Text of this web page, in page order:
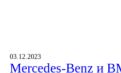
03.12.2023
Mercedes-Benz и